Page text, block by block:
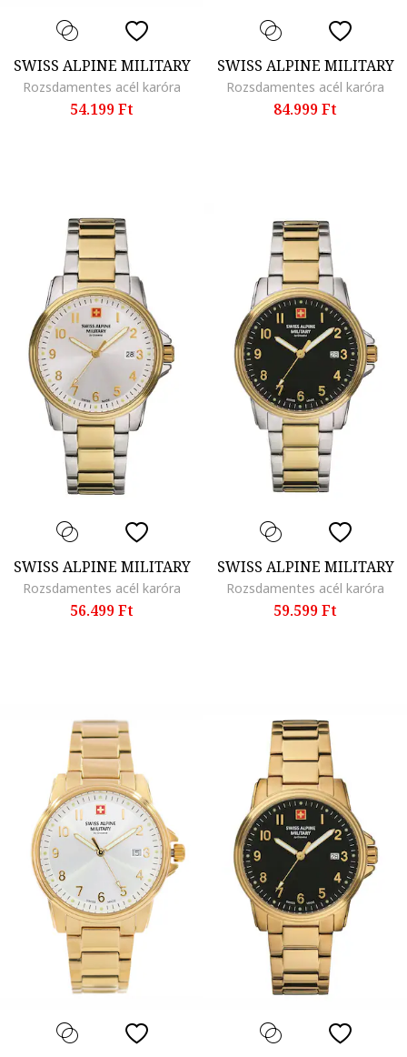
SWISS ALPINE MILITARY
Rozsdamentes acél karóra
54.199 Ft
SWISS ALPINE MILITARY
Rozsdamentes acél karóra
84.999 Ft
SWISS ALPINE MILITARY
Rozsdamentes acél karóra
56.499 Ft
SWISS ALPINE MILITARY
Rozsdamentes acél karóra
59.599 Ft